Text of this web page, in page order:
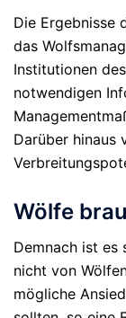
Die Ergebnisse
das
Institutionen
notwendigen
Darüber hinaus
Wölfe
Demnach ist es
nicht von
mögliche